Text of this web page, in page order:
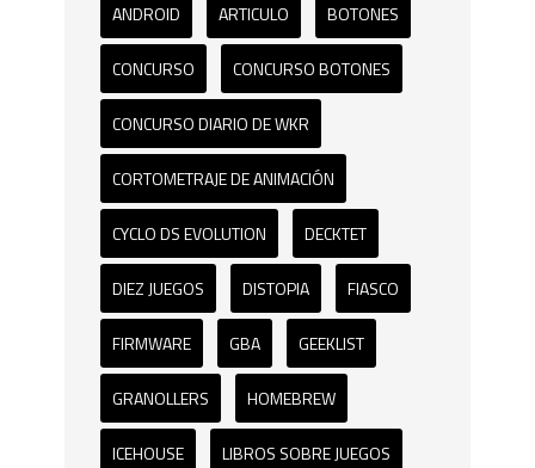
ANDROID ARTICULO BOTONES
CONCURSO CONCURSO BOTONES
CONCURSO DIARIO DE WKR
CORTOMETRAJE DE ANIMACIÓN
CYCLO DS EVOLUTION DECKTET
DIEZ JUEGOS DISTOPIA FIASCO
FIRMWARE GBA GEEKLIST
GRANOLLERS HOMEBREW
ICEHOUSE LIBROS SOBRE JUEGOS